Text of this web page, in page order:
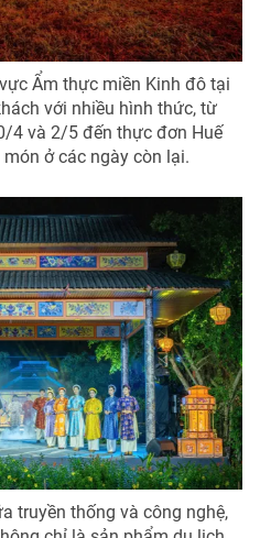
Ẩm thực miền Kinh đô tại
với nhiều hình thức, từ
4 và 2/5 đến thực đơn Huế
ở các ngày còn lại.
truyền thống và công nghệ,